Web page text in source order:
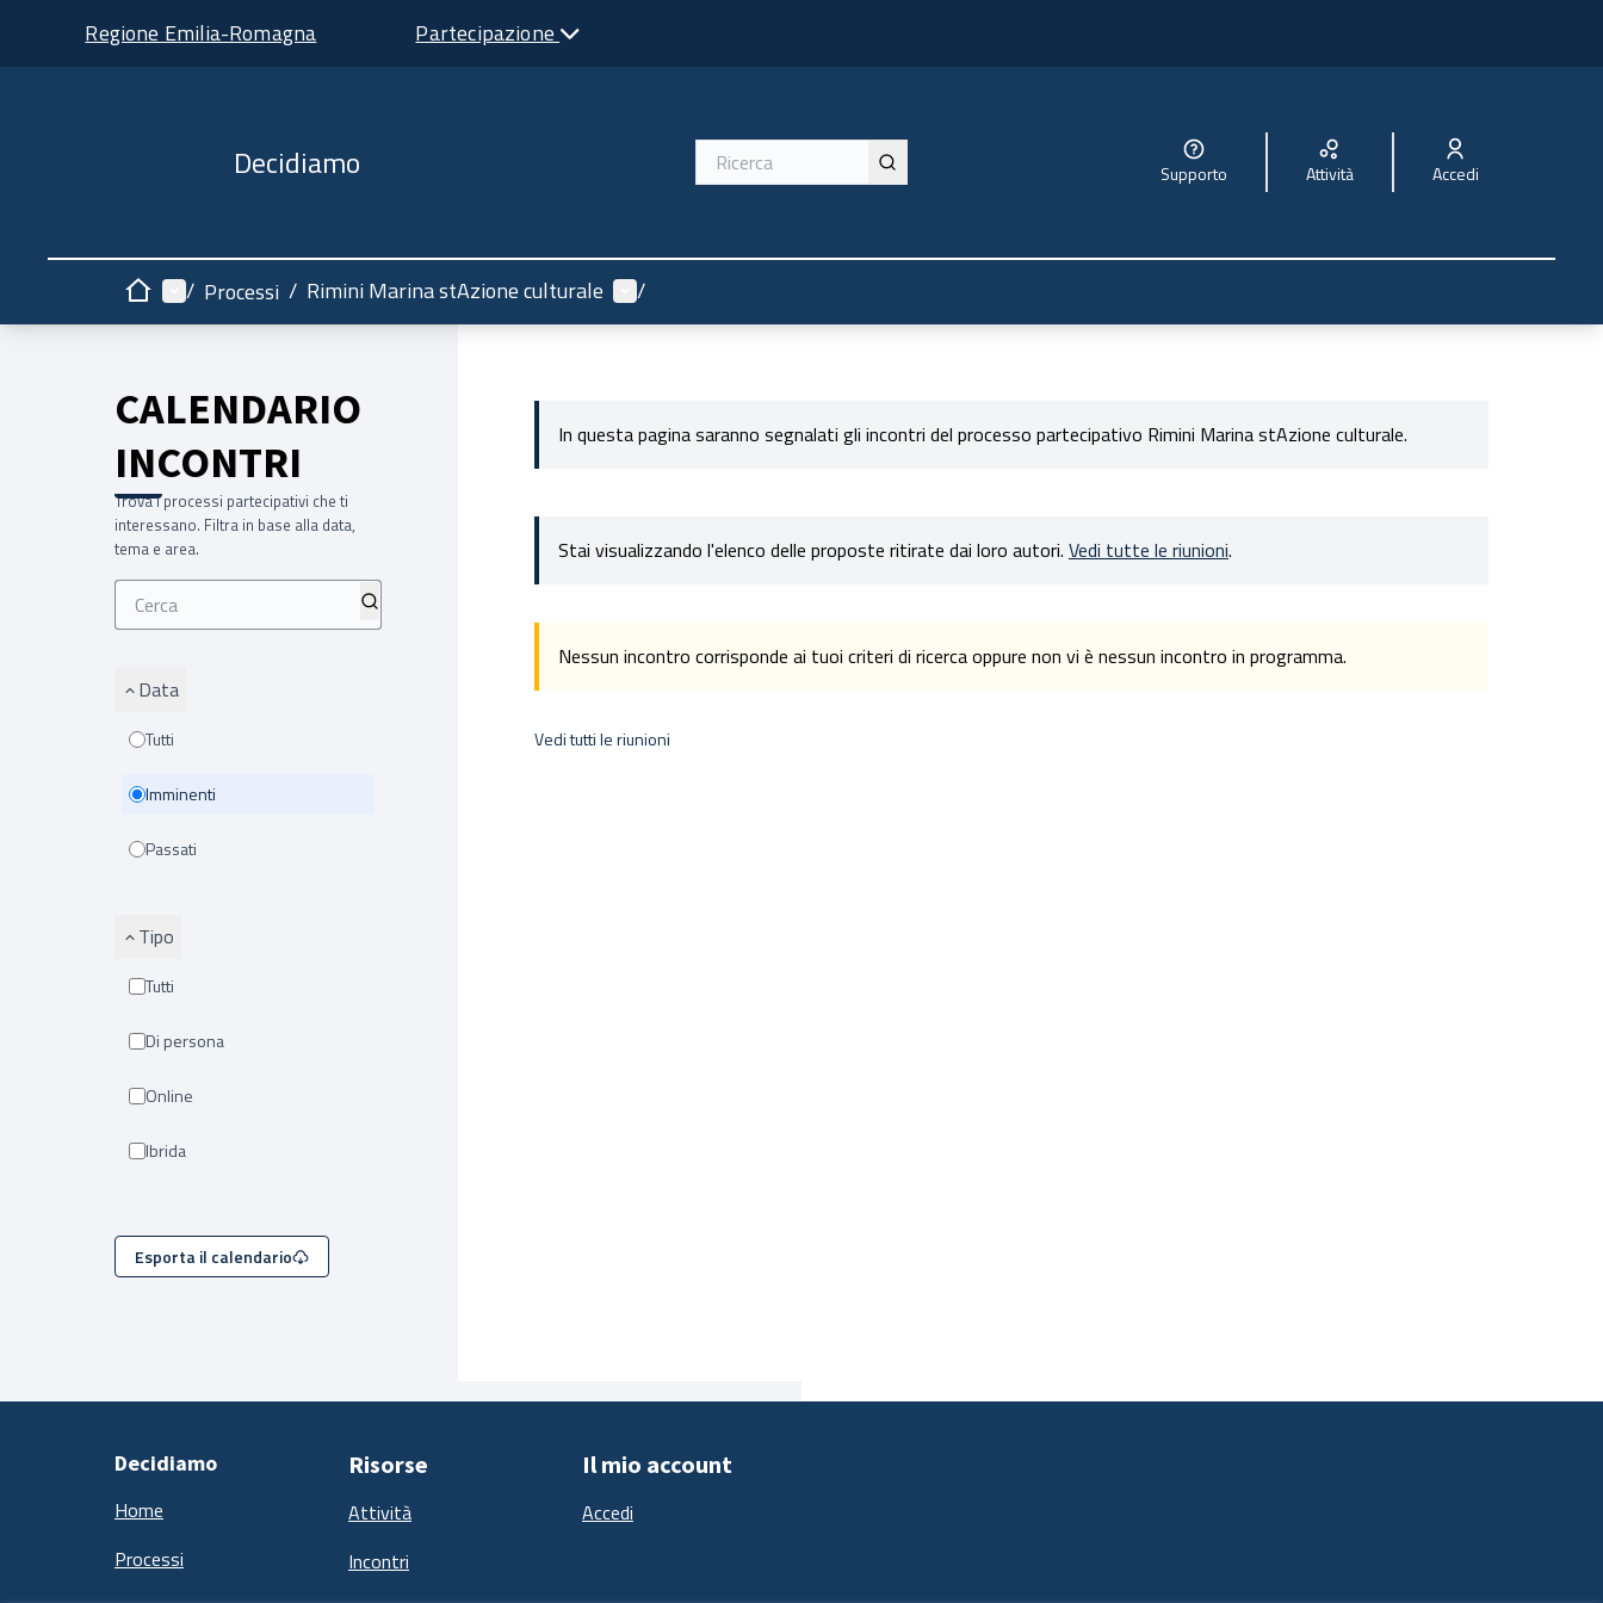
Regione Emilia-Romagna Partecipazione
Decidiamo Supporto Attività Accedi
HomeMenù principale
/ Processi / Rimini Marina stAzione culturale Menù utente
/
CALENDARIO
INCONTRI
Trova i processi partecipativi che ti
interessano. Filtra in base alla data,
tema e area.
Data
Tutti
Imminenti
Passati
Tipo
Tutti
Di persona
Online
Ibrida
Esporta il calendario
In questa pagina saranno segnalati gli incontri del processo partecipativo Rimini Marina stAzione culturale.
Stai visualizzando l'elenco delle proposte ritirate dai loro autori. Vedi tutte le riunioni.
Nessun incontro corrisponde ai tuoi criteri di ricerca oppure non vi è nessun incontro in programma.
Vedi tutti le riunioni
Decidiamo
Home
Processi
Risorse
Attività
Incontri
Il mio account
Accedi